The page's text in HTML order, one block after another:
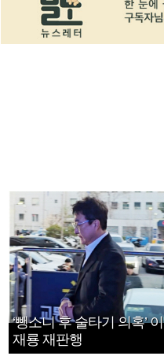
‘뺑소니 후 술타기 의혹’ 이
재룡 재판행